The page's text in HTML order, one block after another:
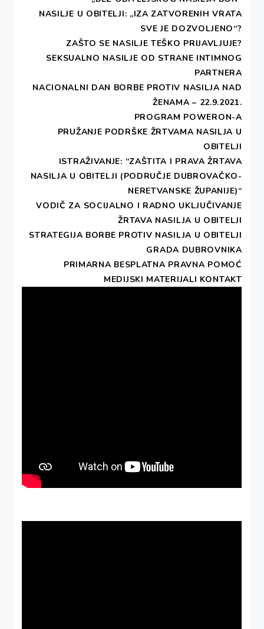
NASILJE U OBITELJI: „IZA ZATVORENIH VRATA
SVE JE DOZVOLJENO“?
ZAŠTO SE NASILJE TEŠKO PRIJAVLJUJE?
SEKSUALNO NASILJE OD STRANE INTIMNOG
PARTNERA
NACIONALNI DAN BORBE PROTIV NASILJA NAD
ŽENAMA – 22.9.2021.
PROGRAM POWERON-A
PRUŽANJE PODRŠKE ŽRTVAMA NASILJA U
OBITELJI
ISTRAŽIVANJE: “ZAŠTITA I PRAVA ŽRTAVA
NASILJA U OBITELJI (PODRUČJE DUBROVAČKO-
NERETVANSKE ŽUPANIJE)“
VODIČ ZA SOCIJALNO I RADNO UKLJUČIVANJE
ŽRTAVA NASILJA U OBITELJI
STRATEGIJA BORBE PROTIV NASILJA U OBITELJI
GRADA DUBROVNIKA
PRIMARNA BESPLATNA PRAVNA POMOĆ
MEDIJSKI MATERIJALI KONTAKT
PRIMARNA BESPLATNA PRAVNA
POMOĆ
UKOLIKO ŽELITE PODRŽATI RAD
UDRUGE MOŽETE DONIRATI